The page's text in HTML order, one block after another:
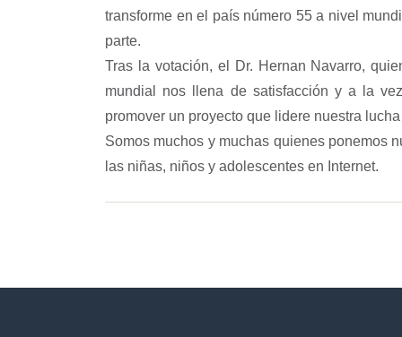
transforme en el país número 55 a nivel
parte.
Tras la votación, el Dr. Hernan Navarro,
mundial nos llena de satisfacción y a la
promover un proyecto que lidere nuestra
Somos muchos y muchas quienes ponemos
las niñas, niños y adolescentes en Internet.